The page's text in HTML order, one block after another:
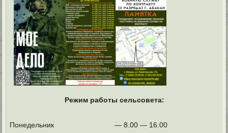
Режим работы сельсовета:
Понедельник
— 8.00 — 16.00